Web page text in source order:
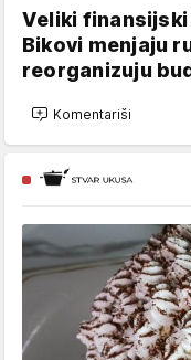
Veliki
Bikovi menjaju
reorganizuju
Komentariši